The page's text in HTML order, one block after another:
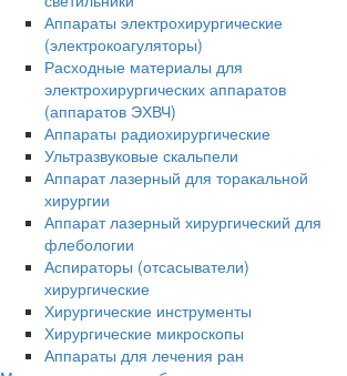
Аппараты электрохирургические
(электрокоагуляторы)
Расходные материалы для
электрохирургических аппаратов
(аппаратов ЭХВЧ)
Аппараты радиохирургические
Ультразвуковые скальпели
Аппарат лазерный для торакальной
хирургии
Аппарат лазерный хирургический для
флебологии
Аспираторы (отсасыватели)
хирургические
Хирургические инструменты
Хирургические микроскопы
Аппараты для лечения ран